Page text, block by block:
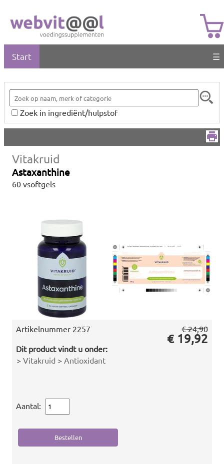
Start ☰
Zoek in ingrediënt/hulpstof
Vitakruid
Astaxanthine
60 vsoftgels
Artikelnummer 2257
Dit product vindt u onder:
> Vitakruid > Antioxidant
€ 24,90
€ 19,92
Aantal: